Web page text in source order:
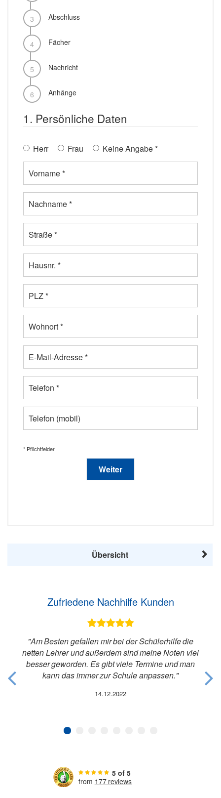
Abschluss
Fächer
Nachricht
Anhänge
1. Persönliche Daten
Herr Frau Keine Angabe*
* Pflichtfelder
Weiter
Übersicht
Zufriedene Nachhilfe Kunden
Am Besten gefallen mir bei der Schülerhilfe die
netten Lehrer und außerdem sind meine Noten viel
besser geworden. Es gibt viele Termine und man
kann das immer zur Schule anpassen.
14.12.2022
5 of 5
from 177 reviews